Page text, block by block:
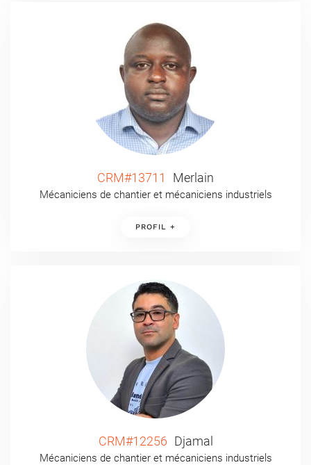
CRM#13711 Merlain
Mécaniciens de chantier et mécaniciens industriels
PROFIL +
CRM#12256 Djamal
Mécaniciens de chantier et mécaniciens industriels